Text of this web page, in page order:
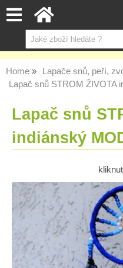
Home
Lapače snů, peří,
Lapač snů STROM ŽIVOTA
Lapač snů
indiánský